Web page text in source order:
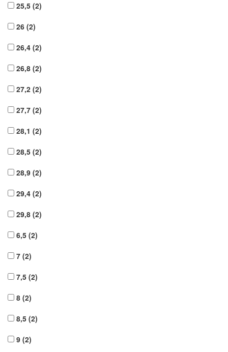
25,5 (2)
26 (2)
26,4 (2)
26,8 (2)
27,2 (2)
27,7 (2)
28,1 (2)
28,5 (2)
28,9 (2)
29,4 (2)
29,8 (2)
6,5 (2)
7 (2)
7,5 (2)
8 (2)
8,5 (2)
9 (2)